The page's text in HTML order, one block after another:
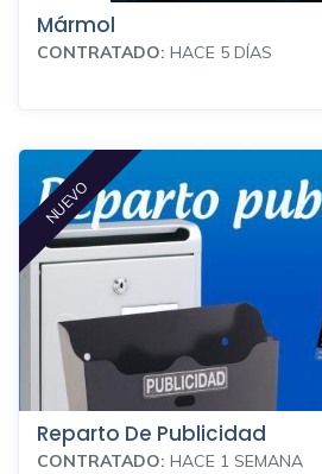
Mármol
CONTRATADO: HACE 5 DÍAS
NUEVO
Reparto De Publicidad
CONTRATADO: HACE 1 SEMANA